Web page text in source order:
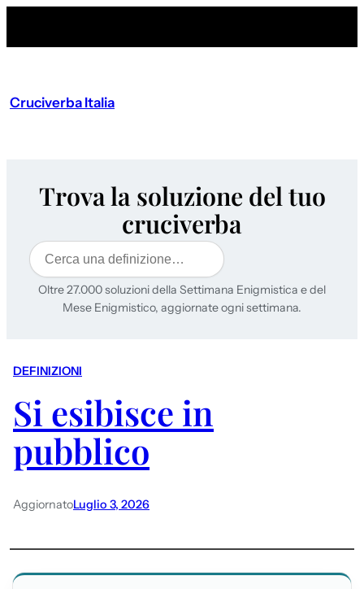
Cruciverba Italia
Trova la soluzione del tuo
cruciverba
Cerca
Oltre 27.000 soluzioni della Settimana Enigmistica e del
Mese Enigmistico, aggiornate ogni settimana.
DEFINIZIONI
Si esibisce in
pubblico
AggiornatoLuglio 3, 2026